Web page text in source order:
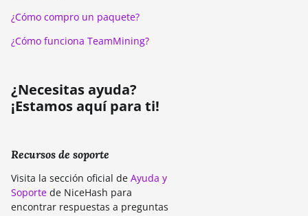
¿Cómo compro un paquete?
¿Cómo funciona TeamMining?
¿Necesitas ayuda?
¡Estamos aquí para ti!
Recursos de soporte
Visita la sección oficial de Ayuda y
Soporte de NiceHash para
encontrar respuestas a preguntas